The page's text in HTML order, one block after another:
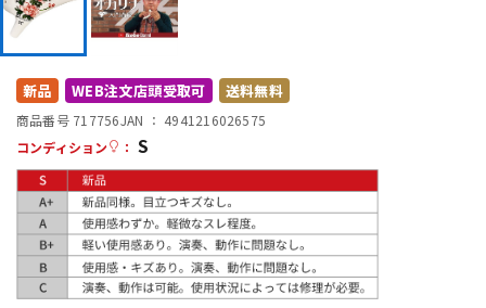
中古
新品 WEB注文店頭受取可 送料無料
商品番号 717756JAN ： 4941216026575
コンディション
： S